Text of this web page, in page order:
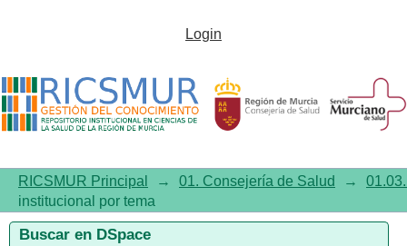
Listar01.03. Documentación
Login
RICSMUR Principal → 01. Consejería de Salud →
institucional por tema
Buscar en DSpace